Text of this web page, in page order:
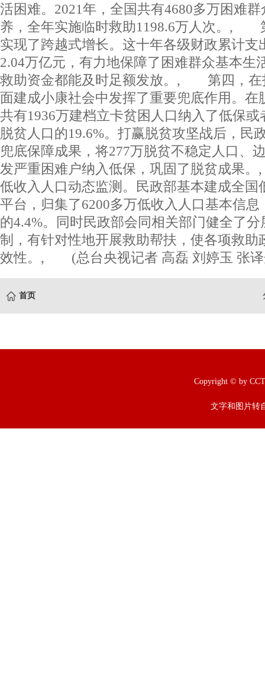
活困难。2021年，全国共有4680多万困难
养，全年实施临时救助1198.6万人次。,
实现了跨越式增长。这十年各级财政累计支
2.04万亿元，有力地保障了困难群众基本生
救助资金都能及时足额发放。, 第四，在
面建成小康社会中发挥了重要兜底作用。在
共有1936万建档立卡贫困人口纳入了低保
脱贫人口的19.6%。打赢脱贫攻坚战后，民
兜底保障成果，将277万脱贫不稳定人口、
发严重困难户纳入低保，巩固了脱贫成
低收入人口动态监测。民政部基本建成全国
平台，归集了6200多万低收入人口基本信
的4.4%。同时民政部会同相关部门健全了
制，有针对性地开展救助帮扶，使各项救助
效性。, (总台央视记者 高磊 刘婷玉 张
首页
Copyright © by
文字和图片转